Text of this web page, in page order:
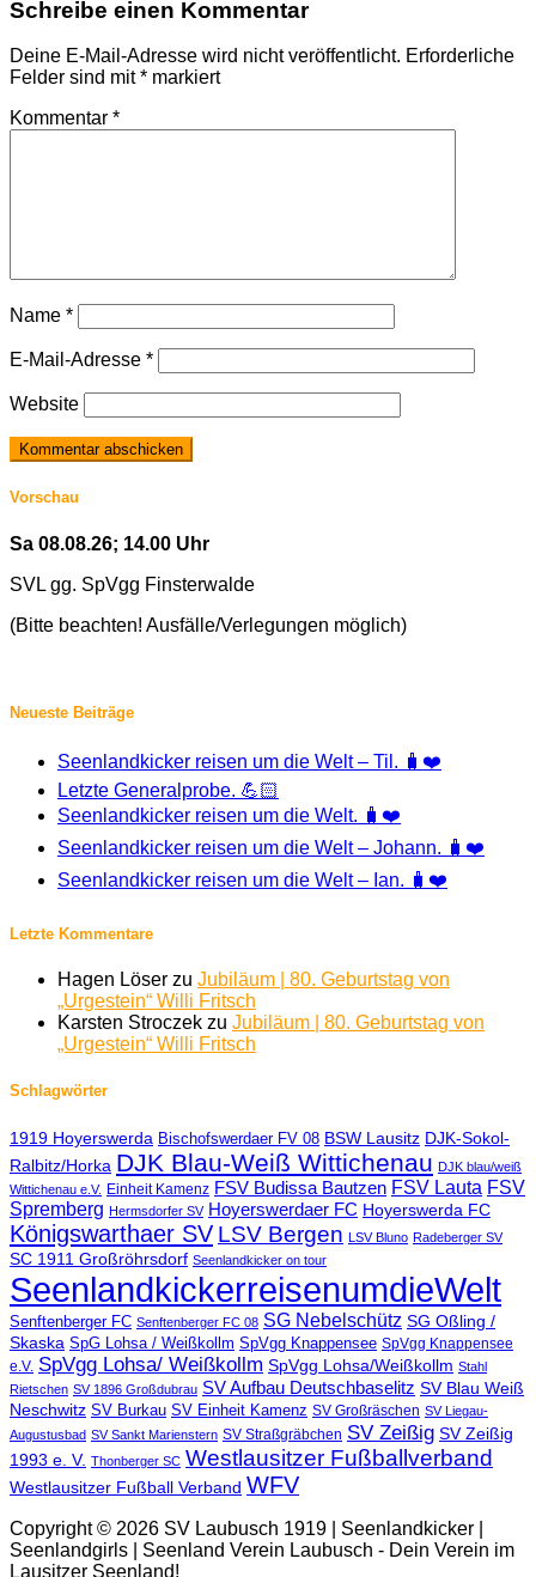
Schreibe einen Kommentar
Deine E-Mail-Adresse wird nicht veröffentlicht. Erforderliche
Felder sind mit* markiert
Kommentar *
Name *
E-Mail-Adresse *
Website
Vorschau
Sa 08.08.26; 14.00 Uhr
SVL gg. SpVgg Finsterwalde
(Bitte beachten! Ausfälle/Verlegungen möglich)
Neueste Beiträge
Seenlandkicker reisen um die Welt – Til. 🧳❤️
Letzte Generalprobe. 💪🏻
Seenlandkicker reisen um die Welt. 🧳❤️
Seenlandkicker reisen um die Welt – Johann. 🧳❤️
Seenlandkicker reisen um die Welt – Ian. 🧳❤️
Letzte Kommentare
Hagen Löser zu Jubiläum | 80. Geburtstag von
„Urgestein“ Willi Fritsch
Karsten Stroczek zu Jubiläum | 80. Geburtstag von
„Urgestein“ Willi Fritsch
Schlagwörter
1919 Hoyerswerda Bischofswerdaer FV 08 BSW Lausitz DJK-Sokol-
Ralbitz/Horka DJK Blau-Weiß Wittichenau DJK blau/weiß
Wittichenau e.V. Einheit Kamenz FSV Budissa Bautzen FSV Lauta FSV
Spremberg Hermsdorfer SV Hoyerswerdaer FC Hoyerswerda FC
Königswarthaer SV LSV Bergen LSV Bluno Radeberger SV
SC 1911 Großröhrsdorf Seenlandkicker on tour
SeenlandkickerreisenumdieWelt
Senftenberger FC Senftenberger FC 08 SG Nebelschütz SG Oßling /
Skaska SpG Lohsa / Weißkollm SpVgg Knappensee SpVgg Knappensee
e.V. SpVgg Lohsa/ Weißkollm SpVgg Lohsa/Weißkollm Stahl
Rietschen SV 1896 Großdubrau SV Aufbau Deutschbaselitz SV Blau Weiß
Neschwitz SV Burkau SV Einheit Kamenz SV Großräschen SV Liegau-
Augustusbad SV Sankt Marienstern SV Straßgräbchen SV Zeißig SV Zeißig
1993 e. V. Thonberger SC Westlausitzer Fußballverband
Westlausitzer Fußball Verband WFV
Copyright © 2026 SV Laubusch 1919 | Seenlandkicker |
Seenlandgirls | Seenland Verein Laubusch - Dein Verein im
Lausitzer Seenland!